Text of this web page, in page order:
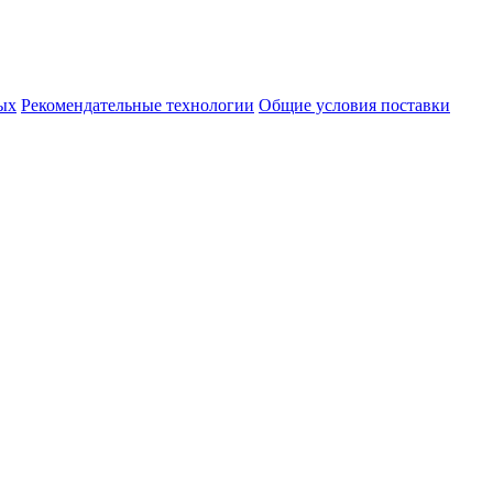
Рекомендательные технологии Общие условия поставки